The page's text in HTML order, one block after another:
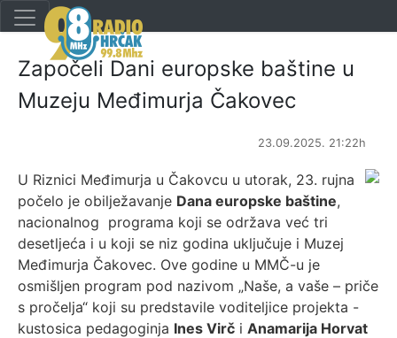
Započeli Dani europske baštine u
Muzeju Međimurja Čakovec
23.09.2025. 21:22h
U Riznici Međimurja u Čakovcu u utorak, 23. rujna
počelo je obilježavanje Dana europske baštine,
nacionalnog programa koji se održava već tri
desetljeća i u koji se niz godina uključuje i Muzej
Međimurja Čakovec. Ove godine u MMČ-u je
osmišljen program pod nazivom „Naše, a vaše – priče
s pročelja“ koji su predstavile voditeljice projekta -
kustosica pedagoginja Ines Virč i Anamarija Horvat